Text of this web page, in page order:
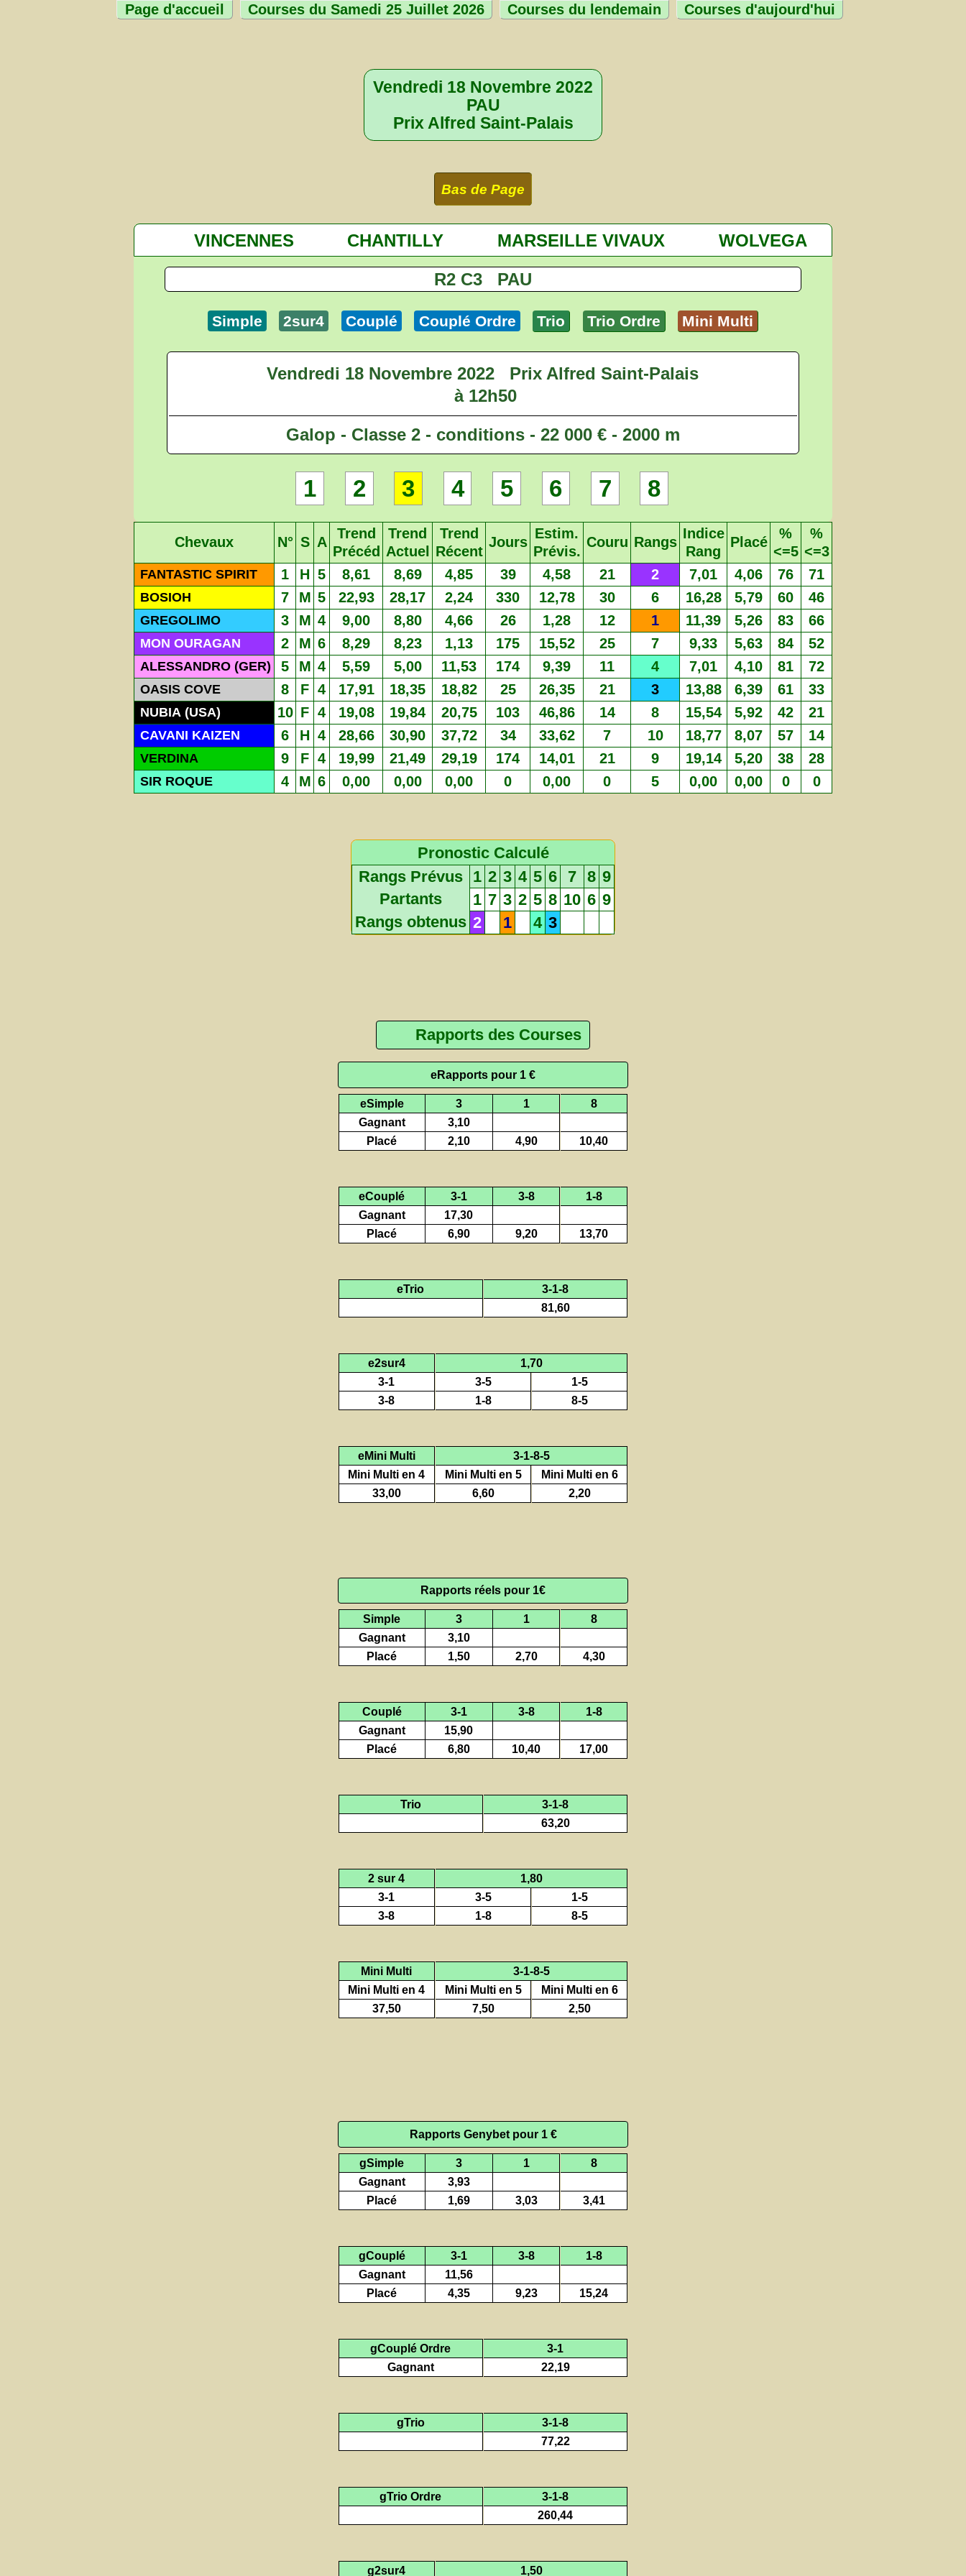
Page d'accueil Courses du Samedi 25 Juillet 2026 Courses du lendemain Courses d'aujourd'hui
Vendredi 18 Novembre 2022
PAU
Prix Alfred Saint-Palais
Bas de Page
VINCENNES CHANTILLY MARSEILLE VIVAUX WOLVEGA
R2 C3 PAU
Simple 2sur4 Couplé Couplé Ordre Trio Trio Ordre Mini Multi
Vendredi 18 Novembre 2022
Prix Alfred Saint-Palais
à 12h50
Galop - Classe 2 - conditions - 22 000 € - 2000 m
1 2 3 4 5 6 7 8
Chevaux N° S A
Trend
Précéd
Trend
Actuel
Trend
Récent
Jours
Estim.
Prévis.
Couru Rangs
Indice
Rang
Placé
%
<=5
%
<=3
FANTASTIC SPIRIT 1 H 5 8,61 8,69 4,85 39 4,58 21 2 7,01 4,06 76 71
BOSIOH 7 M 5 22,93 28,17 2,24 330 12,78 30 6 16,28 5,79 60 46
GREGOLIMO 3 M 4 9,00 8,80 4,66 26 1,28 12 1 11,39 5,26 83 66
MON OURAGAN 2 M 6 8,29 8,23 1,13 175 15,52 25 7 9,33 5,63 84 52
ALESSANDRO (GER) 5 M 4 5,59 5,00 11,53 174 9,39 11 4 7,01 4,10 81 72
OASIS COVE 8 F 4 17,91 18,35 18,82 25 26,35 21 3 13,88 6,39 61 33
NUBIA (USA) 10 F 4 19,08 19,84 20,75 103 46,86 14 8 15,54 5,92 42 21
CAVANI KAIZEN 6 H 4 28,66 30,90 37,72 34 33,62 7 10 18,77 8,07 57 14
VERDINA 9 F 4 19,99 21,49 29,19 174 14,01 21 9 19,14 5,20 38 28
SIR ROQUE 4 M 6 0,00 0,00 0,00 0 0,00 0 5 0,00 0,00 0 0
Pronostic Calculé
Rangs Prévus 1 2 3 4 5 6 7 8 9
Partants
1 7 3 2 5 8 10 6 9
Rangs obtenus 2 1 4 3
Rapports des Courses
eRapports pour 1 €
eSimple 3 1
8
Gagnant
3,10
Placé
2,10 4,90 10,40
eCouplé 3-1 3-8
1-8
Gagnant
17,30
Placé
6,90 9,20 13,70
eTrio
3-1-8
81,60
e2sur4
1,70
3-1
3-5
1-5
3-8
1-8 8-5
eMini Multi
3-1-8-5
Mini Multi en 4
Mini Multi en 5
Mini Multi en 6
33,00
6,60 2,20
Rapports réels pour 1€
Simple 3 1
8
Gagnant
3,10
Placé
1,50 2,70 4,30
Couplé 3-1 3-8
1-8
Gagnant
15,90
Placé
6,80 10,40 17,00
Trio
3-1-8
63,20
2 sur 4
1,80
3-1
3-5
1-5
3-8
1-8 8-5
Mini Multi
3-1-8-5
Mini Multi en 4
Mini Multi en 5
Mini Multi en 6
37,50
7,50 2,50
Rapports Genybet pour 1 €
gSimple 3 1
8
Gagnant
3,93
Placé
1,69 3,03 3,41
gCouplé 3-1 3-8
1-8
Gagnant
11,56
Placé
4,35 9,23 15,24
gCouplé Ordre
3-1
Gagnant
22,19
gTrio
3-1-8
77,22
gTrio Ordre
3-1-8
260,44
g2sur4 1,50